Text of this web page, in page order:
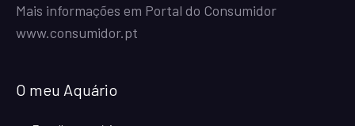
Mais informações em Portal do Consumidor
www.consumidor.pt
O meu Aquário